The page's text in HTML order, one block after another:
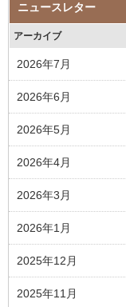
ニュースレター
アーカイブ
2026年7月
2026年6月
2026年5月
2026年4月
2026年3月
2026年1月
2025年12月
2025年11月